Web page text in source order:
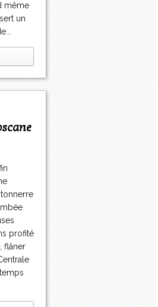
même
un
profité
flâner